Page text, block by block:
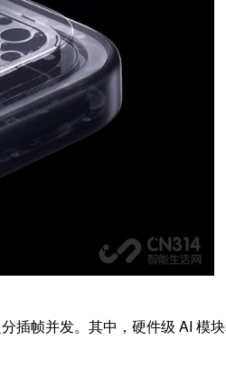
插帧并发。其中，硬件级 AI 模